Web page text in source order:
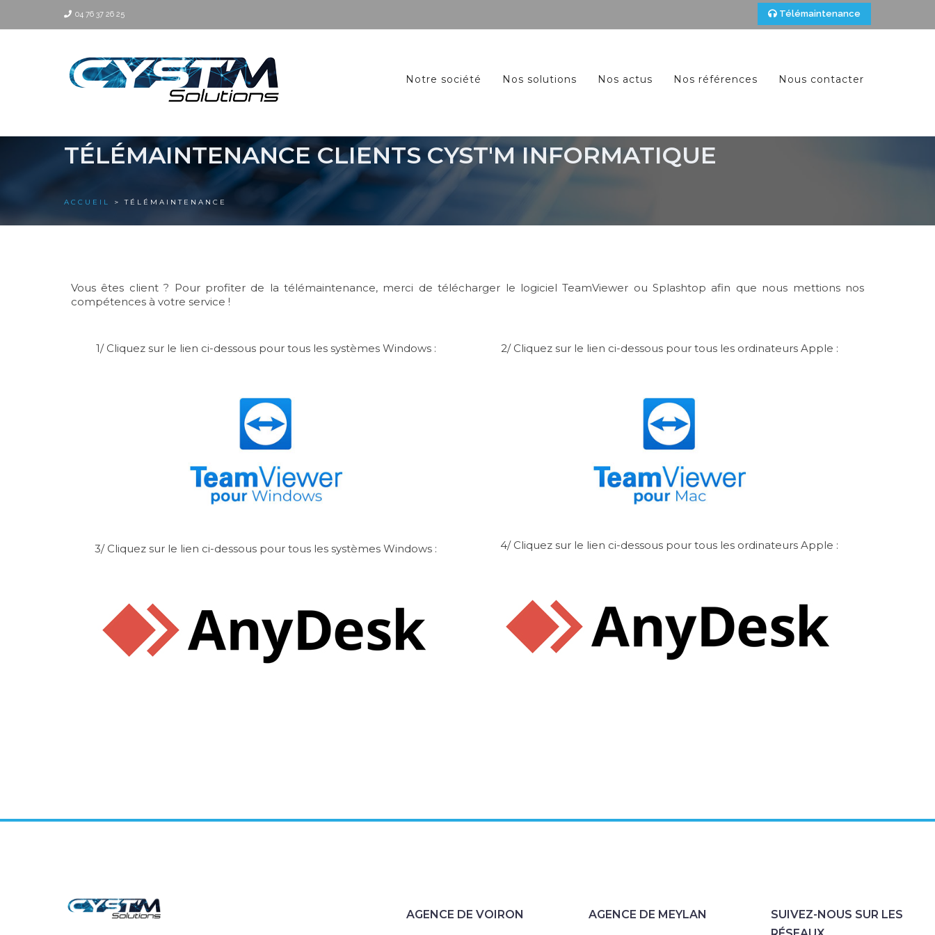
04 76 37 26 25 Télémaintenance
Notre société Nos solutions Nos actus Nos références Nous contacter
TÉLÉMAINTENANCE CLIENTS CYST'M INFORMATIQUE
ACCUEIL > TÉLÉMAINTENANCE
Vous êtes client ? Pour profiter de la télémaintenance, merci de télécharger le logiciel TeamViewer ou Splashtop afin que nous mettions nos
compétences à votre service !
1/ Cliquez sur le lien ci-dessous pour tous les systèmes Windows :
3/ Cliquez sur le lien ci-dessous pour tous les systèmes Windows :
2/ Cliquez sur le lien ci-dessous pour tous les ordinateurs Apple :
4/ Cliquez sur le lien ci-dessous pour tous les ordinateurs Apple :
AGENCE DE VOIRON AGENCE DE MEYLAN
SUIVEZ-NOUS SUR LES